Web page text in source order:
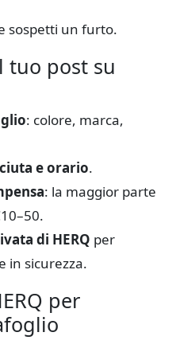
sospetti un furto.
tuo post su
: colore, marca,
e orario.
: la maggior parte
di HERQ per
in sicurezza.
per